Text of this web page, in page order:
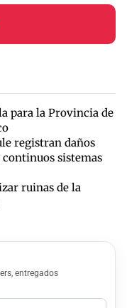
para la Provincia de
registran daños
sistemas
ruinas de la
entregados